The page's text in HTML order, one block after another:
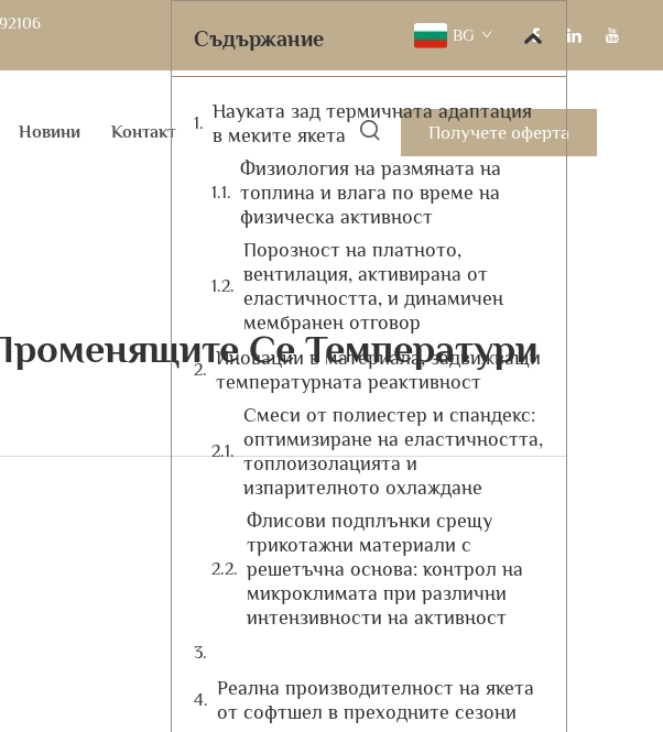
BG
Новини Контакт Получете оферта
Се Температури
Съдържание
Науката зад термичната адаптация
в меките якета
Физиология на размяната на
топлина и влага по време на
физическа активност
Порозност на платното,
вентилация, активирана от
еластичността, и динамичен
мембранен отговор
Иновации в материала, задвижващи
температурната реактивност
Смеси от полиестер и спандекс:
оптимизиране на еластичността,
топлоизолацията и
изпарителното охлаждане
Флисови подплънки срещу
трикотажни материали с
решетъчна основа: контрол на
микроклимата при различни
интензивности на активност
Реална производителност на якета
от софтшел в преходните сезони